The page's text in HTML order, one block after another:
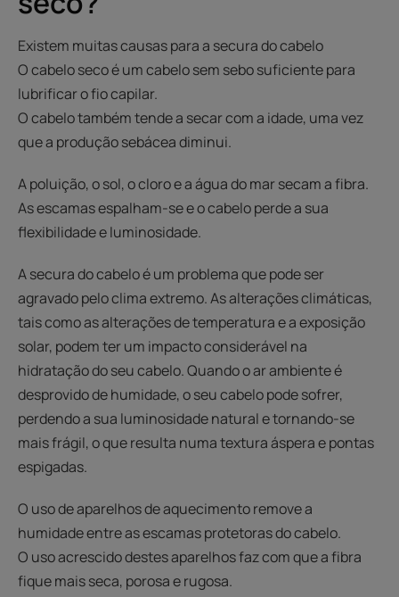
Existem muitas causas para a secura do cabelo
O cabelo seco é um cabelo sem sebo suficiente para
lubrificar o fio capilar.
O cabelo também tende a secar com a idade, uma vez
que a produção sebácea diminui.
A poluição, o sol, o cloro e a água do mar secam a fibra.
As escamas espalham-se e o cabelo perde a sua
flexibilidade e luminosidade.
A secura do cabelo é um problema que pode ser
agravado pelo clima extremo. As alterações climáticas,
tais como as alterações de temperatura e a exposição
solar, podem ter um impacto considerável na
hidratação do seu cabelo. Quando o ar ambiente é
desprovido de humidade, o seu cabelo pode sofrer,
perdendo a sua luminosidade natural e tornando-se
mais frágil, o que resulta numa textura áspera e pontas
espigadas.
O uso de aparelhos de aquecimento remove a
humidade entre as escamas protetoras do cabelo. ​
O uso acrescido destes aparelhos faz com que a fibra
fique mais seca, porosa e rugosa.